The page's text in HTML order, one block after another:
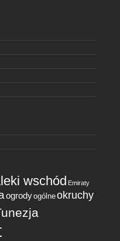
wschód Emiraty
ogrodyogólneokruchy